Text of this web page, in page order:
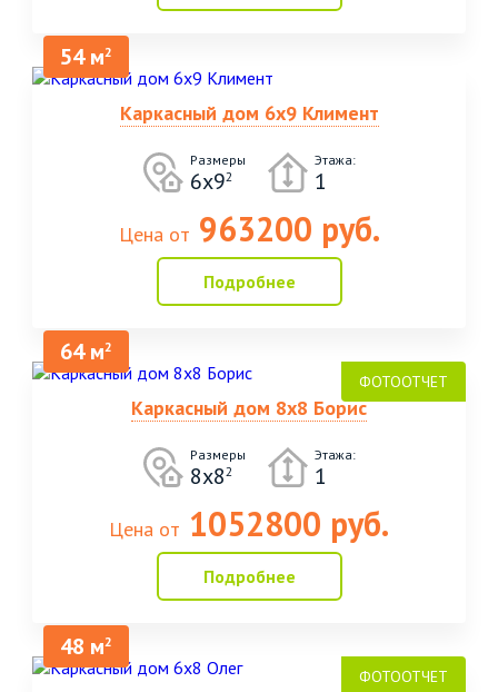
54 м2
Каркасный дом 6х9 Климент
Размеры
6х92
Этажа:
1
Цена от 963200 руб.
Подробнее
64 м2
Каркасный дом 8х8 Борис
Размеры
8х82
Этажа:
1
Цена от 1052800 руб.
Подробнее
48 м2